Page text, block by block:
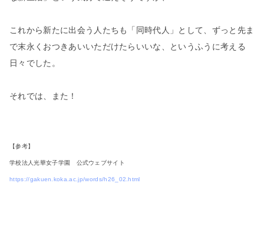
これから新たに出会う人たちも「同時代人」として、 ずっと先ま
で末永くおつきあいいただけたらいいな、というふうに考える
日々でした。
それでは、また！
【参考】
学校法人光華女子学園 公式ウェブサイト
https://gakuen.koka.ac.jp/words/h26_02.html